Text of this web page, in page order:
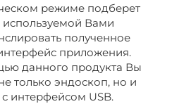
режиме подберет
Вами
полученное
приложения.
данного продукта Вы
только эндоскоп, но и
интерфейсом USB.